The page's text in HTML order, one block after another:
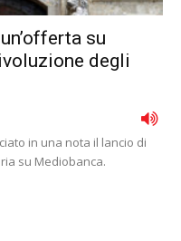
su
degli
in una nota il lancio di
su Mediobanca.